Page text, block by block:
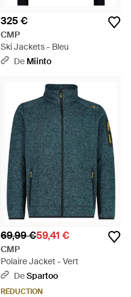
325 €
CMP
Ski Jackets - Bleu
De Miinto
69,99 €59,41 €
CMP
Polaire Jacket - Vert
DeSpartoo
RÉDUCTION